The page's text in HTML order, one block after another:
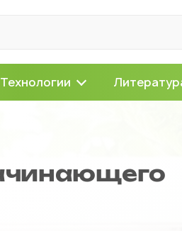
Технологии